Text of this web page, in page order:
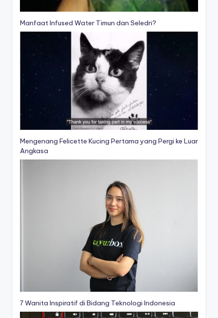
Manfaat Infused Water Timun dan Seledri?
Mengenang Felicette Kucing Pertama yang Pergi ke Luar
Angkasa
7 Wanita Inspiratif di Bidang Teknologi Indonesia